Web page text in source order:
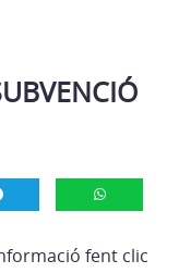
fent clic